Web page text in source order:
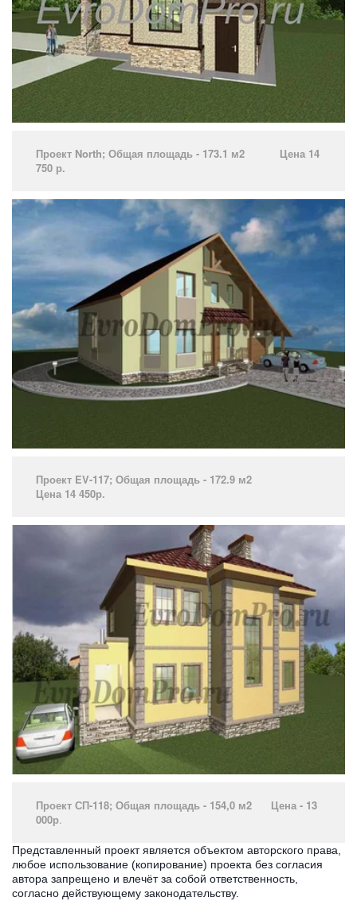
Проект North­; Общая площадь - 173.1 м2 Цена 14
750 р.­ ­
Проект EV-117; Общая площадь - 172.9 м2
Цена 14 450р.
Проект СП-118; Общая площадь - 154,0 м2 Цена - 13
000р.­
Представленный проект является объектом авторского права,
любое использование (копирование) проекта без согласия
автора запрещено и влечёт за собой ответственность,
согласно действующему законодательству.